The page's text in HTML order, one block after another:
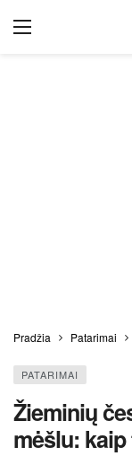
Pradžia Patarimai
PATARIMAI
Žieminių
mėšlu: